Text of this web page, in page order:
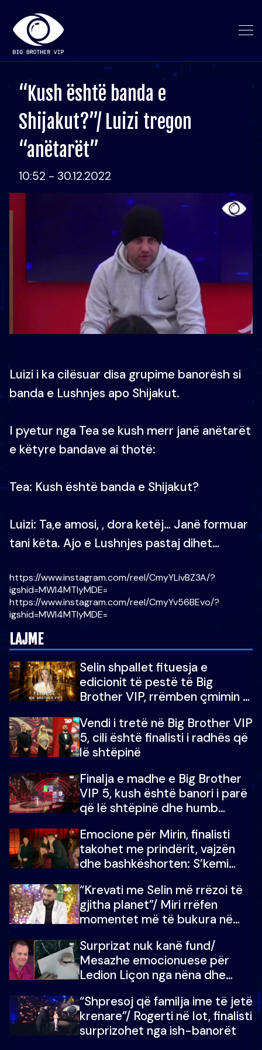
“Kush është banda e
Shijakut?”/ Luizi tregon
“anëtarët”
10:52 - 30.12.2022
Luizi i ka cilësuar disa grupime banorësh si
banda e Lushnjes apo Shijakut.
I pyetur nga Tea se kush merr janë anëtarët
e këtyre bandave ai thotë:
Tea: Kush është banda e Shijakut?
Luizi: Ta,e amosi, , dora ketëj… Janë formuar
tani këta. Ajo e Lushnjes pastaj dihet…
https://www.instagram.com/reel/CmyYLivBZ3A/?
igshid=MWI4MTIyMDE=
https://www.instagram.com/reel/CmyYv56BEvo/?
igshid=MWI4MTIyMDE=
LAJME
Selin shpallet fituesja e
edicionit të pestë të Big
Brother VIP, rrëmben çmimin e
Vendi i tretë në Big Brother VIP
5, cili është finalisti i radhës që
lë shtëpinë
Finalja e madhe e Big Brother
VIP 5, kush është banori i parë
që lë shtëpinë dhe humb
çmimin e madh
Emocione për Mirin, finalisti
takohet me prindërit, vajzën
dhe bashkëshorten: S’kemi
“Krevati me Selin më rrëzoi të
gjitha planet”/ Miri rrëfen
momentet më të bukura në
mungojë zilja e mëngjesit kur…
Surprizat nuk kanë fund/
Mesazhe emocionuese për
Ledion Liçon nga nëna dhe
mban dot lotët: Nuk meritoj…
“Shpresoj që familja ime të jetë
krenare”/ Rogerti në lot, finalisti
surprizohet nga ish-banorët